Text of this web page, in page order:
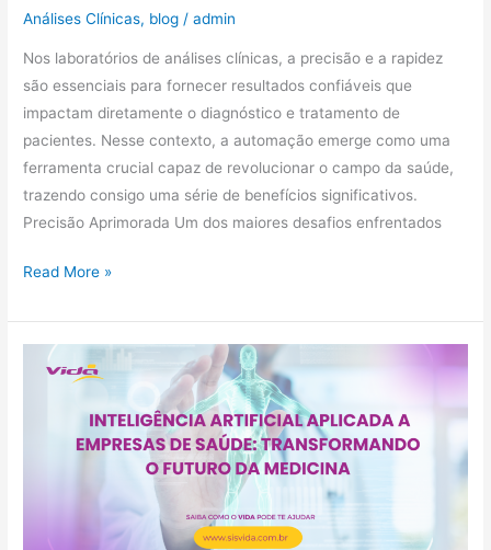
Análises Clínicas, blog /admin
Nos laboratórios de análises clínicas, a precisão e a rapidez
são essenciais para fornecer resultados confiáveis que
impactam diretamente o diagnóstico e tratamento de
pacientes. Nesse contexto, a automação emerge como uma
ferramenta crucial capaz de revolucionar o campo da saúde,
trazendo consigo uma série de benefícios significativos.
Precisão Aprimorada Um dos maiores desafios enfrentados
Read More »
Inteligência
Artificial